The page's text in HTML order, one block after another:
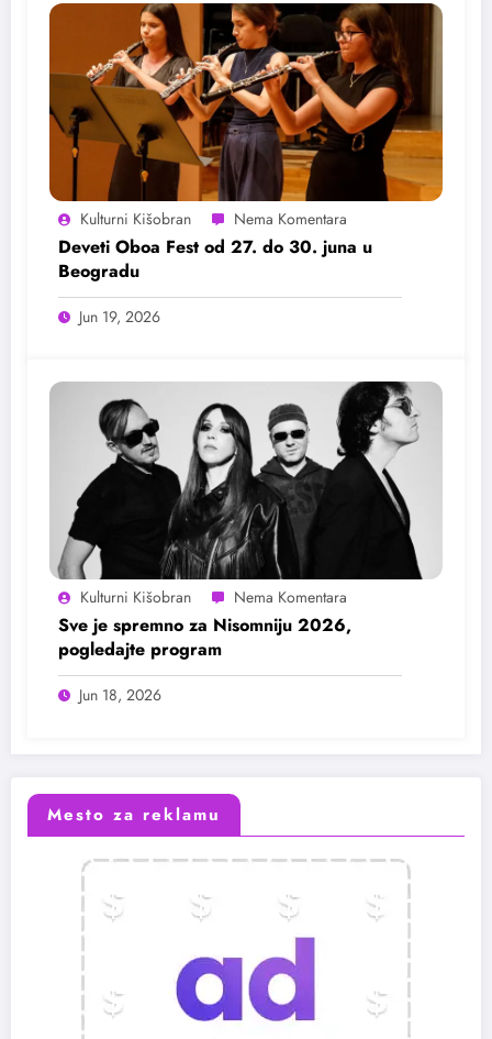
Kulturni Kišobran
Deveti Oboa Fest od 27. do 30. juna u
Beogradu
Jun 19, 2026
Kulturni Kišobran
Sve je spremno za Nisomniju 2026,
pogledajte program
Jun 18, 2026
Mesto za reklamu